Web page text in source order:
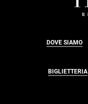
DOVE SIAMO
BIGLIETTERIA